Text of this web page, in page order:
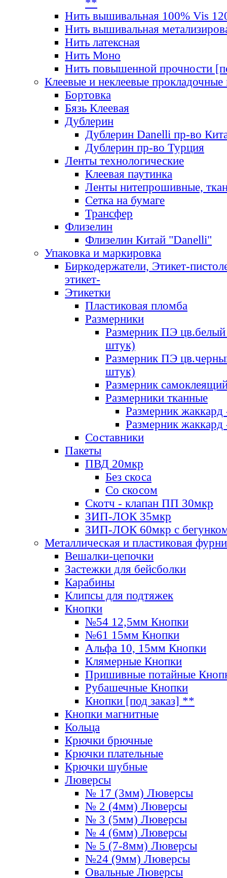
**
Нить вышивальная 100% Vis
Нить вышивальная
Нить латексная
Нить Моно
Нить повышенной прочности
Клеевые и неклеевые прокладочные
Бортовка
Бязь Клеевая
Дублерин
Дублерин Danelli пр-во
Дублерин пр-во Турция
Ленты технологические
Клеевая паутинка
Ленты нитепрошивные,
Сетка на бумаге
Трансфер
Флизелин
Флизелин Китай "Danelli"
Упаковка и маркировка
Биркодержатели, Этикет-
этикет-
Этикетки
Пластиковая пломба
Размерники
Размерник ПЭ цв.белый
штук)
Размерник ПЭ
штук)
Размерник
Размерники тканные
Размерник
Размерник
Составники
Пакеты
ПВД 20мкр
Без скоса
Со скосом
Скотч - клапан ПП 30мкр
ЗИП-ЛОК 35мкр
ЗИП-ЛОК 60мкр с
Металлическая и пластиковая
Вешалки-цепочки
Застежки для бейсболки
Карабины
Клипсы для подтяжек
Кнопки
№54 12,5мм Кнопки
№61 15мм Кнопки
Альфа 10, 15мм Кнопки
Клямерные Кнопки
Пришивные потайные
Рубашечные Кнопки
Кнопки [под заказ] **
Кнопки магнитные
Кольца
Крючки брючные
Крючки плательные
Крючки шубные
Люверсы
№ 17 (3мм) Люверсы
№ 2 (4мм) Люверсы
№ 3 (5мм) Люверсы
№ 4 (6мм) Люверсы
№ 5 (7-8мм) Люверсы
№24 (9мм) Люверсы
Овальные Люверсы